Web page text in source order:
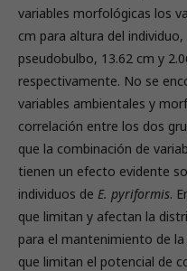
variables morfológicas los
cm para altura del
pseudobulbo, 13.62 cm y
respectivamente. No se
variables ambientales y
correlación entre los dos
que la combinación de
tienen un efecto evidente
individuos de E. pyriformis.
que limitan y afectan la
para el mantenimiento de
que limitan el potencial de